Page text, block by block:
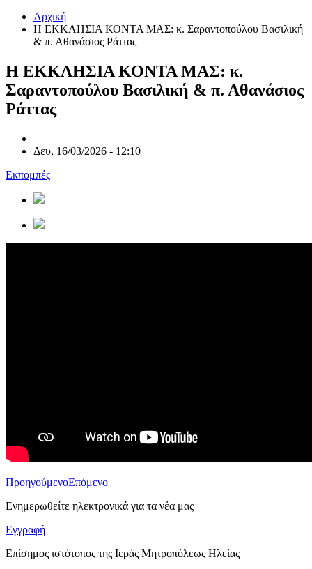
Αρχική
Η ΕΚΚΛΗΣΙΑ ΚΟΝΤΑ ΜΑΣ: κ. Σαραντοπούλου Βασιλική
& π. Αθανάσιος Ράττας
Η ΕΚΚΛΗΣΙΑ ΚΟΝΤΑ ΜΑΣ: κ.
Σαραντοπούλου Βασιλική & π. Αθανάσιος
Ράττας
Δευ, 16/03/2026 - 12:10
Εκπομπές
ΠροηγούμενοΕπόμενο
Ενημερωθείτε ηλεκτρονικά για τα νέα μας
Εγγραφή
Επίσημος ιστότοπος της Ιεράς Μητροπόλεως Ηλείας